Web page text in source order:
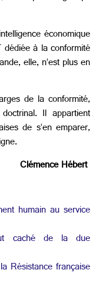
économique
à la conformité
elle, n’est plus en
de la conformité,
Il appartient
de s’en emparer,
Clémence Hébert
humain au service
caché de la due
Résistance française